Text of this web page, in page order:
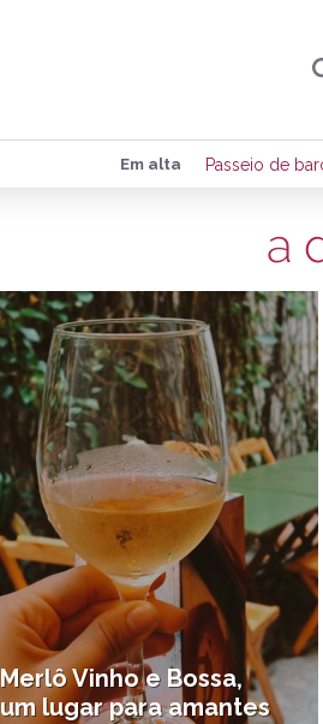
Preencha seus
de eventos e
Em alta Passeio de
a
Merlô Vinho e Bossa,
um lugar para amantes